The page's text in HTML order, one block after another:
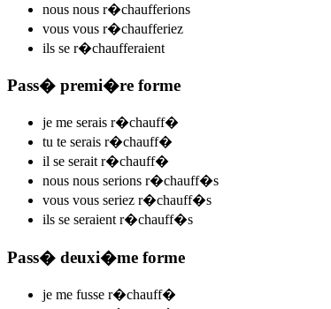
nous nous r�chaufferions
vous vous r�chaufferiez
ils se r�chaufferaient
Pass� premi�re forme
je me serais r�chauff�
tu te serais r�chauff�
il se serait r�chauff�
nous nous serions r�chauff�s
vous vous seriez r�chauff�s
ils se seraient r�chauff�s
Pass� deuxi�me forme
je me fusse r�chauff�